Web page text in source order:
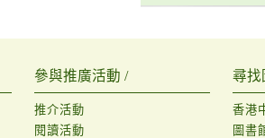
參與推廣活動 /
推介活動
閱讀活動
尋找
香港
圖書